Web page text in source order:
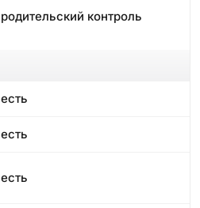
родительский контроль
есть
есть
есть